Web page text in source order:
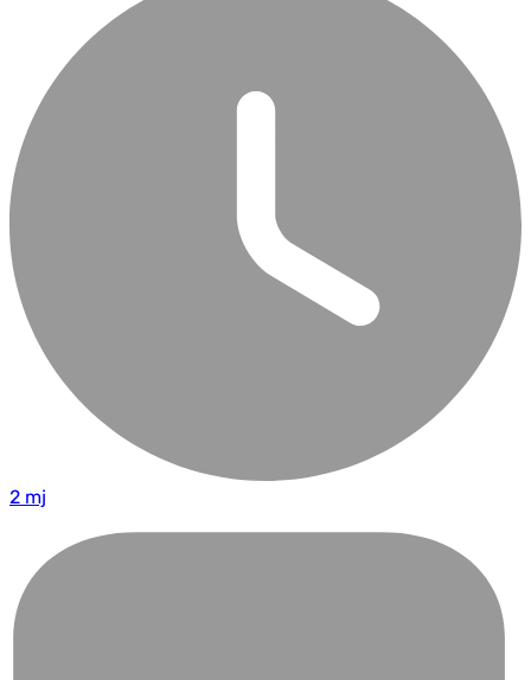
2 mj